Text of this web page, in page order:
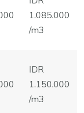
1.085.000
/m3
IDR
1.150.000
/m3